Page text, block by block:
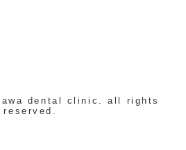
dental clinic. all rights
reserved.